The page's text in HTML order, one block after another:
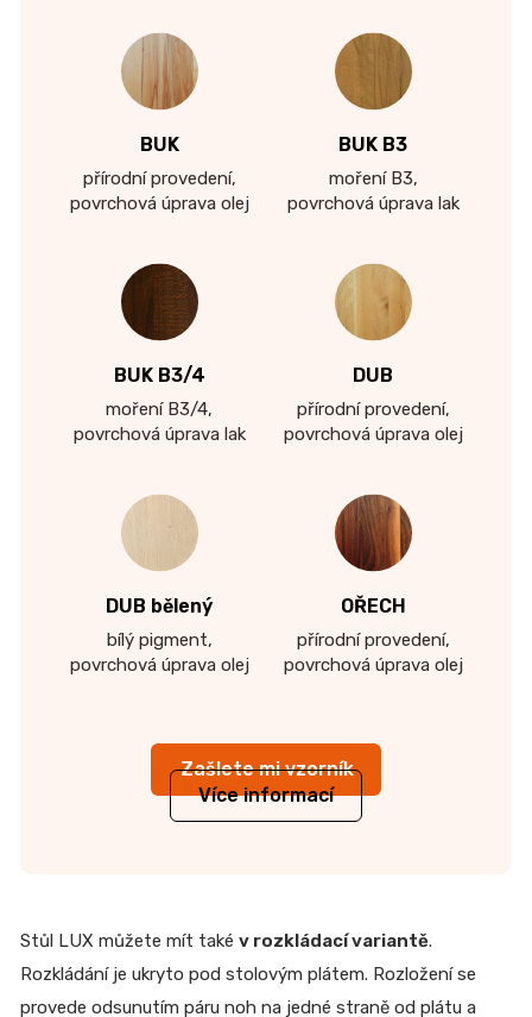
BUK
přírodní provedení,
povrchová úprava olej
BUK B3
moření B3,
povrchová úprava lak
BUK B3/4
moření B3/4,
povrchová úprava lak
DUB
přírodní provedení,
povrchová úprava olej
DUB bělený
bílý pigment,
povrchová úprava olej
OŘECH
přírodní provedení,
povrchová úprava olej
Zašlete mi vzorník
Více informací
Stůl LUX můžete mít také v rozkládací variantě.
Rozkládání je ukryto pod stolovým plátem. Rozložení se
provede odsunutím páru noh na jedné straně od plátu a